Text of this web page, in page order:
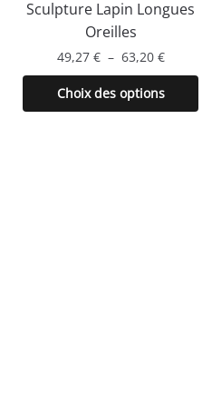
Sculpture Lapin Longues
Oreilles
49,27 € – 63,20 €Plage
de
prix :
49,27 €
Choix des options
Ce
produit